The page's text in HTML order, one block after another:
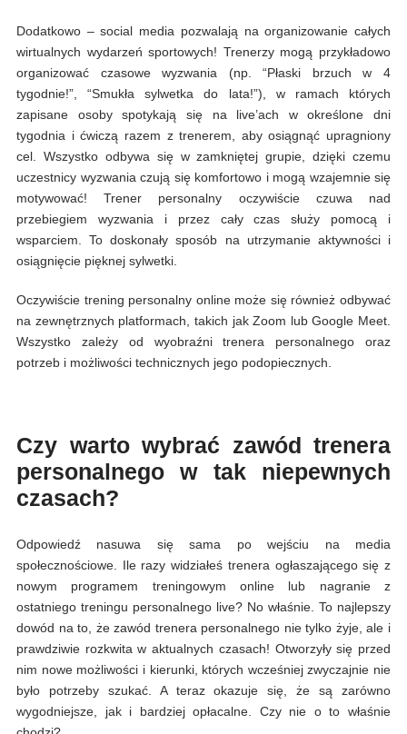
Dodatkowo – social media pozwalają na organizowanie całych
wirtualnych wydarzeń sportowych! Trenerzy mogą przykładowo
organizować czasowe wyzwania (np. “Płaski brzuch w 4
tygodnie!”, “Smukła sylwetka do lata!”), w ramach których
zapisane osoby spotykają się na live’ach w określone dni
tygodnia i ćwiczą razem z trenerem, aby osiągnąć upragniony
cel. Wszystko odbywa się w zamkniętej grupie, dzięki czemu
uczestnicy wyzwania czują się komfortowo i mogą wzajemnie się
motywować! Trener personalny oczywiście czuwa nad
przebiegiem wyzwania i przez cały czas służy pomocą i
wsparciem. To doskonały sposób na utrzymanie aktywności i
osiągnięcie pięknej sylwetki.
Oczywiście trening personalny online może się również odbywać
na zewnętrznych platformach, takich jak Zoom lub Google Meet.
Wszystko zależy od wyobraźni trenera personalnego oraz
potrzeb i możliwości technicznych jego podopiecznych.
Czy warto wybrać zawód trenera
personalnego w tak niepewnych
czasach?
Odpowiedź nasuwa się sama po wejściu na media
społecznościowe. Ile razy widziałeś trenera ogłaszającego się z
nowym programem treningowym online lub nagranie z
ostatniego treningu personalnego live? No właśnie. To najlepszy
dowód na to, że zawód trenera personalnego nie tylko żyje, ale i
prawdziwie rozkwita w aktualnych czasach! Otworzyły się przed
nim nowe możliwości i kierunki, których wcześniej zwyczajnie nie
było potrzeby szukać. A teraz okazuje się, że są zarówno
wygodniejsze, jak i bardziej opłacalne. Czy nie o to właśnie